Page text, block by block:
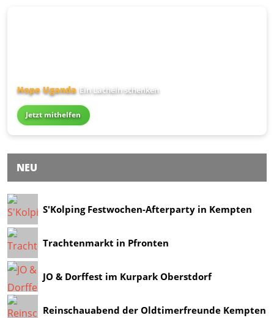
Hope Uganda Ein Lächeln schenken
Jetzt mithelfen
NEU
S'Kolping Festwochen-Afterparty in Kempten
Trachtenmarkt in Pfronten
JO & Dorffest im Kurpark Oberstdorf
Reinschauabend der Oldtimerfreunde Kempten